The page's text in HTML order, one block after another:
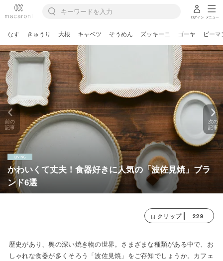
ログイン メニュー
なす きゅうり 大根 キャベツ そうめん ズッキーニ ゴーヤ ピーマ
かわいくて丈夫！食器好きに人気の「波佐見焼」ブラ
ンド6選
前の
記事
次の
記事
クリップ 229
歴史があり、奥の深い焼き物の世界。さまざまな種類がある中で、お
しゃれな食器が多くそろう「波佐見焼」をご存知でしょうか。カフェ